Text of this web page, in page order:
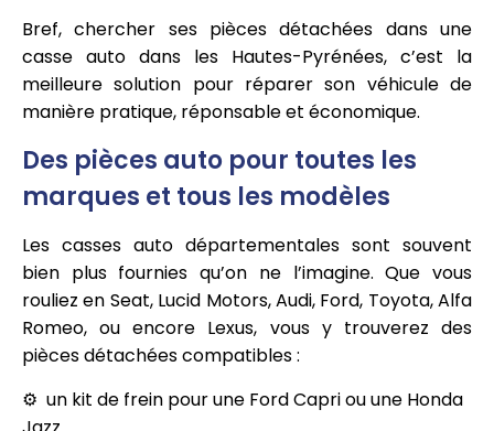
Bref, chercher ses pièces détachées dans une
casse auto dans les Hautes-Pyrénées, c’est la
meilleure solution pour réparer son véhicule de
manière pratique, réponsable et économique.
Des pièces auto pour toutes les
marques et tous les modèles
Les casses auto départementales sont souvent
bien plus fournies qu’on ne l’imagine. Que vous
rouliez en Seat, Lucid Motors, Audi, Ford, Toyota, Alfa
Romeo, ou encore Lexus, vous y trouverez des
pièces détachées compatibles :
un kit de frein pour une Ford Capri ou une Honda